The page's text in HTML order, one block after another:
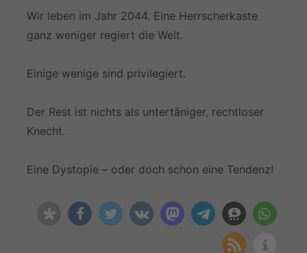
Wir leben im Jahr 2044. Eine Herrscherkaste
ganz weniger regiert die Welt.
Einige wenige sind privilegiert.
Der Rest ist nichts als untertäniger, rechtloser
Knecht.
Eine Dystopie – oder doch schon eine Tendenz!